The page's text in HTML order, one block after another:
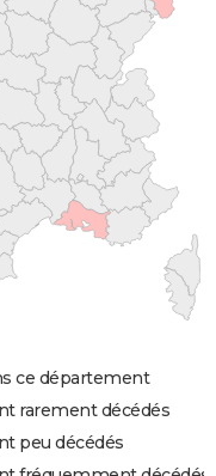
ce département
rarement décédés
peu décédés